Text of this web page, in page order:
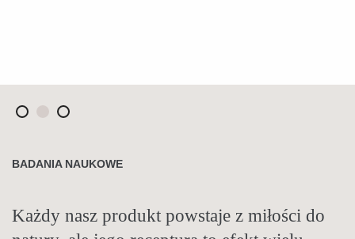
AUTORSKIE RECEPTURY
Nasze produkty tworzymy od podstaw. W
BADANIA NAUKOWE
Każdy nasz produkt powstaje z miłości do
TRADYCJA I NAUKA
Tradycje zielarskie stosujemy